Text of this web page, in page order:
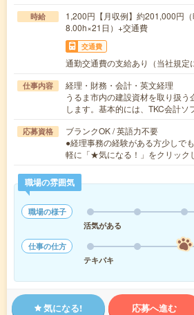
時給
1,200円【月収例】約201,000円
8.00h×21日）+交通費
交通費
通勤交通費の支給あり（当社規定
仕事内容
経理・財務・会計・英文経理
うるま市内の建設資材を取り扱
します。基本的には、TKC会計
応募資格
ブランクOK / 英語力不要
●経理事務の経験がある方少しで
軽に「★気になる！」をクリック
職場の雰囲気
職場の様子
活気がある
仕事の仕方
テキパキ
気になる! 応募へ進む